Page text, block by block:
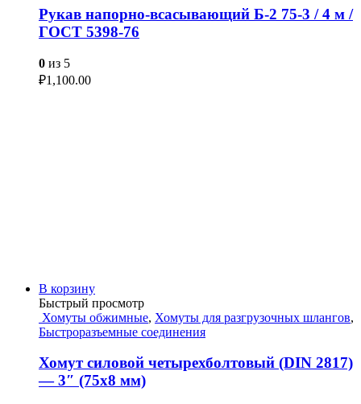
Рукав напорно-всасывающий Б-2 75-3 / 4 м /
ГОСТ 5398-76
0 из 5
₽1,100.00
В корзину
Быстрый просмотр
Хомуты обжимные, Хомуты для разгрузочных шлангов,
Быстроразъемные соединения
Хомут силовой четырехболтовый (DIN 2817)
— 3″ (75х8 мм)